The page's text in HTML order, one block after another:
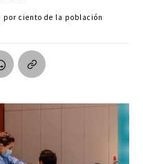
por ciento de la población